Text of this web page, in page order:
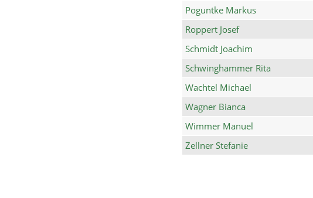
Poguntke Markus
Roppert Josef
Schmidt Joachim
Schwinghammer Rita
Wachtel Michael
Wagner Bianca
Wimmer Manuel
Zellner Stefanie